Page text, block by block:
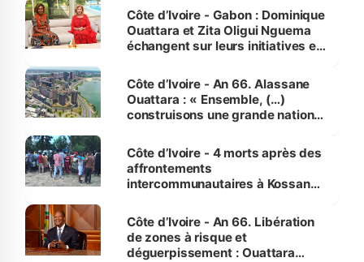
Côte d’Ivoire - Gabon : Dominique
Ouattara et Zita Oligui Nguema
échangent sur leurs initiatives en
enfants
Côte d’Ivoire - An 66. Alassane
Ouattara : « Ensemble, (…)
construisons une grande nation
générations futures »
Côte d’Ivoire - 4 morts après des
affrontements
intercommunautaires à Kossandji
milieu des sinistrés
Côte d’Ivoire - An 66. Libération
de zones à risque et
déguerpissement : Ouattara